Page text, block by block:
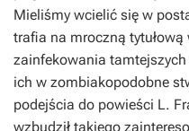
Mieliśmy wcielić się w
trafia na mroczną
zainfekowania
ich w zombiakopodobne
podejścia do powieści L.
wzbudził takiego